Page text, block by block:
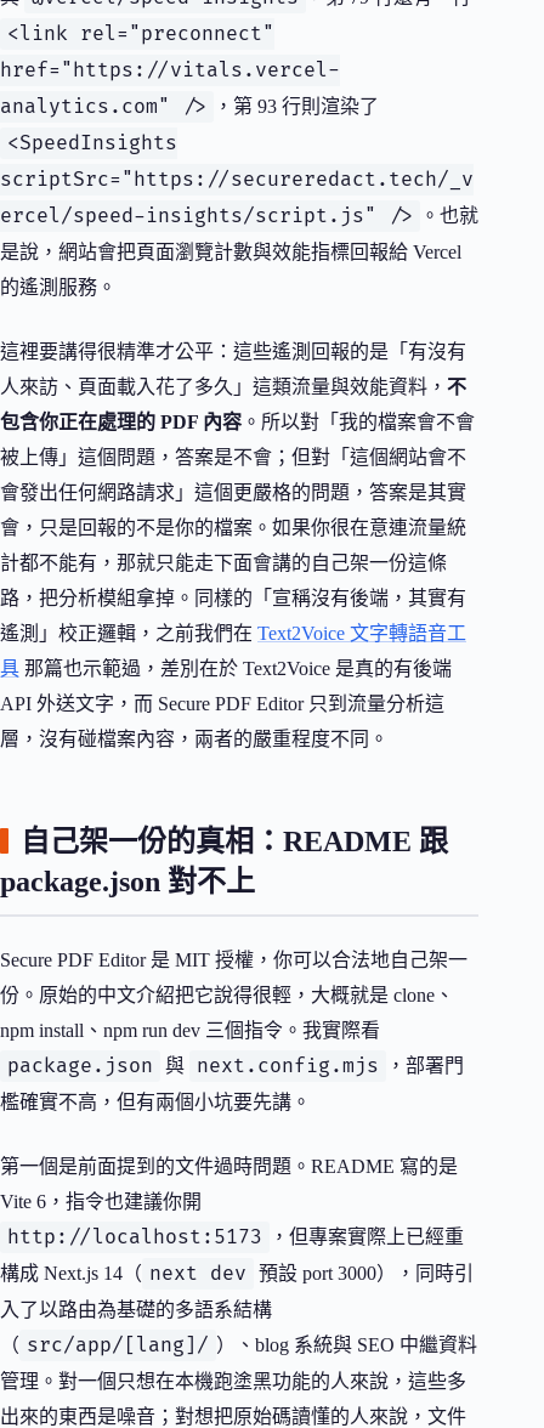
<link rel="preconnect"
href="https://vitals.vercel-
analytics.com" />
，第 93 行則渲染了
<SpeedInsights
scriptSrc="https://secureredact.tech/_v
ercel/speed-insights/script.js" />
。也就
是說，網站會把頁面瀏覽計數與效能指標回報給 Vercel
的遙測服務。
這裡要講得很精準才公平：這些遙測回報的是「有沒有
人來訪、頁面載入花了多久」這類流量與效能資料， 不
包含你正在處理的 PDF 內容 。所以對「我的檔案會不會
被上傳」這個問題，答案是不會；但對「這個網站會不
會發出任何網路請求」這個更嚴格的問題，答案是其實
會，只是回報的不是你的檔案。如果你很在意連流量統
計都不能有，那就只能走下面會講的自己架一份這條
路，把分析模組拿掉。同樣的「宣稱沒有後端，其實有
遙測」校正邏輯，之前我們在 Text2Voice 文字轉語音工
具 那篇也示範過，差別在於 Text2Voice 是真的有後端
API 外送文字，而 Secure PDF Editor 只到流量分析這
層，沒有碰檔案內容，兩者的嚴重程度不同。
自己架一份的真相：README 跟
package.json 對不上
Secure PDF Editor 是 MIT 授權，你可以合法地自己架一
份。原始的中文介紹把它說得很輕，大概就是 clone、
npm install、npm run dev 三個指令。我實際看
package.json 與 next.config.mjs
，部署門
檻確實不高，但有兩個小坑要先講。
第一個是前面提到的文件過時問題。README 寫的是
Vite 6，指令也建議你開
http://localhost:5173
，但專案實際上已經重
構成 Next.js 14（ next dev
預設 port 3000），同時引
入了以路由為基礎的多語系結構
（ src/app/[lang]/ ）、blog 系統與 SEO 中繼資料
管理。對一個只想在本機跑塗黑功能的人來說，這些多
出來的東西是噪音；對想把原始碼讀懂的人來說，文件